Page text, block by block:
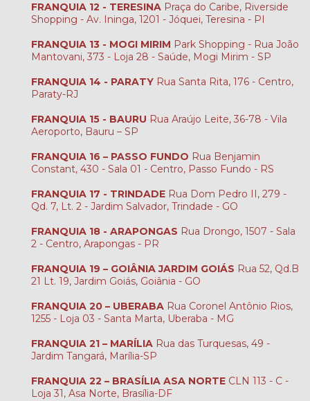
FRANQUIA 12 - TERESINA Praça do Caribe, Riverside
Shopping - Av. Ininga, 1201 - Jóquei, Teresina - PI
FRANQUIA 13 - MOGI MIRIM Park Shopping - Rua João
Mantovani, 373 - Loja 28 - Saúde, Mogi Mirim - SP
FRANQUIA 14 - PARATY Rua Santa Rita, 176 - Centro,
Paraty-RJ
FRANQUIA 15 - BAURU Rua Araújo Leite, 36-78 - Vila
Aeroporto, Bauru – SP
FRANQUIA 16 – PASSO FUNDO Rua Benjamin
Constant, 430 - Sala 01 - Centro, Passo Fundo - RS
FRANQUIA 17 - TRINDADE Rua Dom Pedro II, 279 -
Qd. 7, Lt. 2 - Jardim Salvador, Trindade - GO
FRANQUIA 18 - ARAPONGAS Rua Drongo, 1507 - Sala
2 - Centro, Arapongas - PR
FRANQUIA 19 – GOIÂNIA JARDIM GOIÁS Rua 52, Qd.B
21 Lt. 19, Jardim Goiás, Goiânia - GO
FRANQUIA 20 – UBERABA Rua Coronel Antônio Rios,
1255 - Loja 03 - Santa Marta, Uberaba - MG
FRANQUIA 21 – MARÍLIA Rua das Turquesas, 49 -
Jardim Tangará, Marília-SP
FRANQUIA 22 – BRASÍLIA ASA NORTE CLN 113 - C -
Loja 31, Asa Norte, Brasília-DF